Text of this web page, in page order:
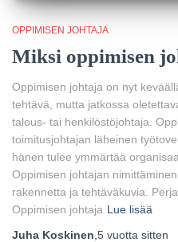
OPPIMISEN JOHTAJA
Miksi oppimisen
Oppimisen johtaja on nyt
tehtävä, mutta jatkossa
talous- tai henkilöstöjohtaja.
toimitusjohtajan läheinen
hänen tulee ymmärtää
Oppimisen johtajan
rakennetta ja tehtäväkuvia.
Oppimisen johtaja Lue lisää
Juha Koskinen 5 vuotta sitten